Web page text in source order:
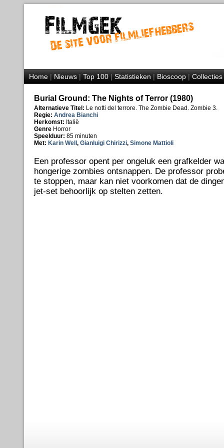
Home|Nieuws|Top 100|Statistieken|Bioscoop|Collecties
Burial Ground: The Nights of Terror (1980)
Alternatieve Titel: Le notti del terrore. The Zombie Dead. Zombie 3.
Regie: Andrea Bianchi
Herkomst: Italië
Genre Horror
Speelduur: 85 minuten
Met: Karin Well , Gianluigi Chirizzi, Simone Mattioli
Een professor opent per ongeluk een grafkelder
hongerige zombies ontsnappen. De professor
te stoppen, maar kan niet voorkomen dat de
jet-set behoorlijk op stelten zetten.